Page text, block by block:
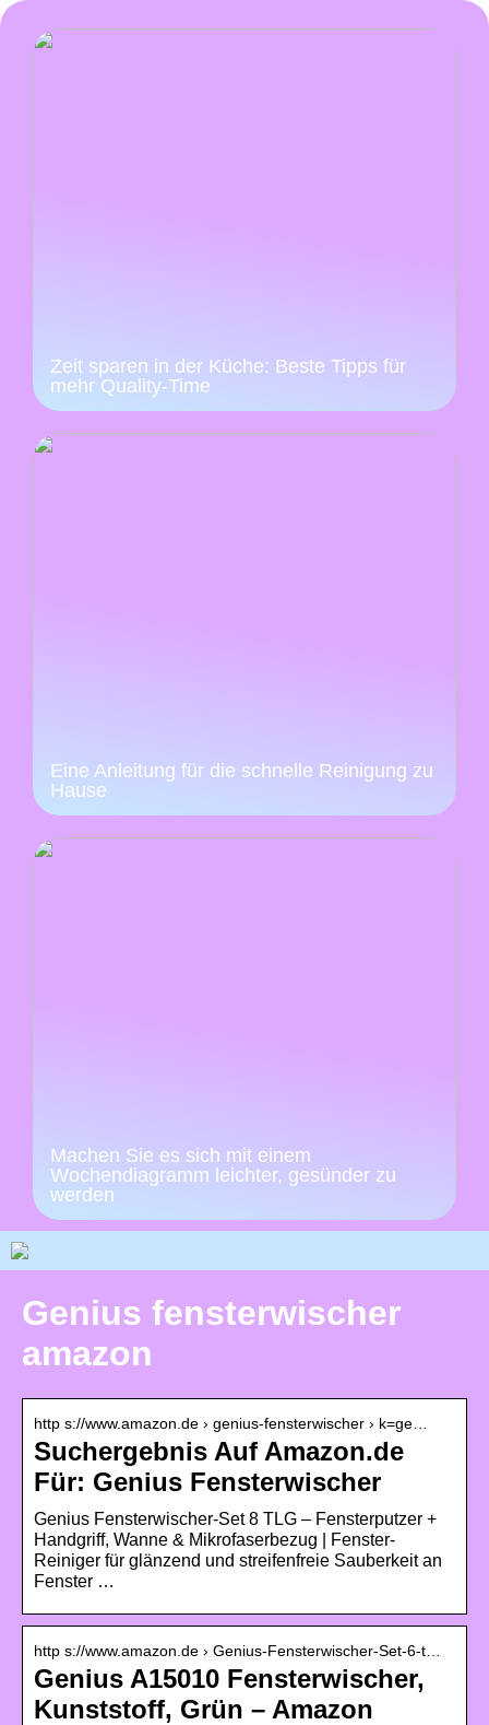
Zeit sparen in der Küche: Beste Tipps für
mehr Quality-Time
Eine Anleitung für die schnelle Reinigung zu
Hause
Machen Sie es sich mit einem
Wochendiagramm leichter, gesünder zu
werden
Genius fensterwischer
amazon
http s://www.amazon.de › genius-fensterwischer › k=ge…
Suchergebnis Auf Amazon.de
Für: Genius Fensterwischer
Genius Fensterwischer-Set 8 TLG – Fensterputzer +
Handgriff, Wanne & Mikrofaserbezug | Fenster-
Reiniger für glänzend und streifenfreie Sauberkeit an
Fenster …
http s://www.amazon.de › Genius-Fensterwischer-Set-6-t…
Genius A15010 Fensterwischer,
Kunststoff, Grün – Amazon